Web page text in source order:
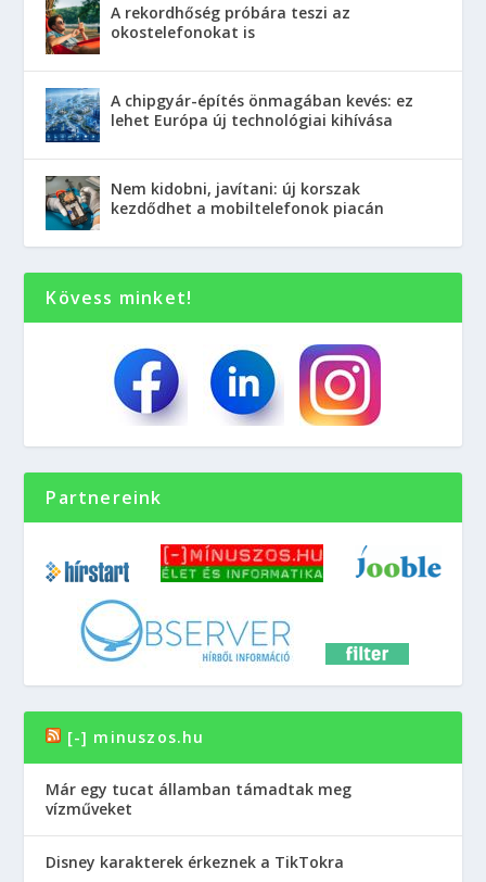
A rekordhőség próbára teszi az
okostelefonokat is
A chipgyár-építés önmagában kevés: ez
lehet Európa új technológiai kihívása
Nem kidobni, javítani: új korszak
kezdődhet a mobiltelefonok piacán
Kövess minket!
Partnereink
[-] minuszos.hu
Már egy tucat államban támadtak meg
vízműveket
Disney karakterek érkeznek a TikTokra